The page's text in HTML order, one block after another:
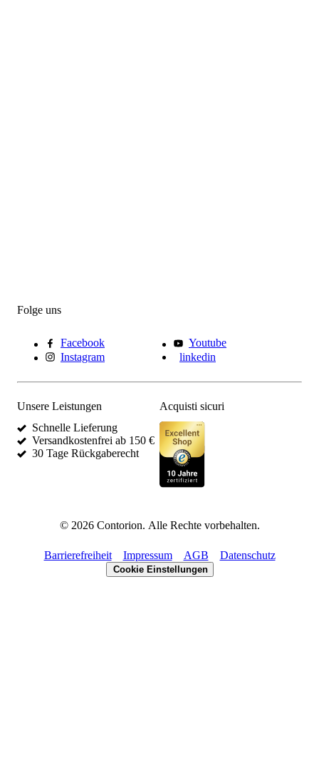
Folge uns
Facebook
Youtube
Instagram
linkedin
Unsere Leistungen
Schnelle Lieferung
Versandkostenfrei ab 150 €
30 Tage Rückgaberecht
Acquisti sicuri
© 2026Contorion. Alle Rechte vorbehalten.
Barrierefreiheit Impressum AGB Datenschutz
Cookie Einstellungen